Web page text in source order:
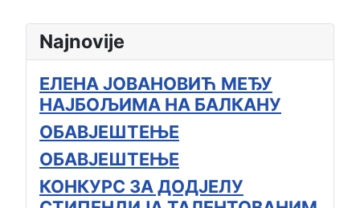
Najnovije
ЕЛЕНА ЈОВАНОВИЋ МЕЂУ
НАЈБОЉИМА НА БАЛКАНУ
ОБАВЈЕШТЕЊЕ
ОБАВЈЕШТЕЊЕ
КОНКУРС ЗА ДОДЈЕЛУ